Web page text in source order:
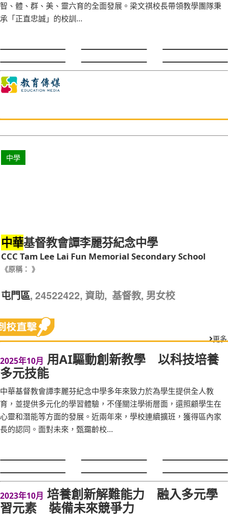
智、體、群、美、靈六育的全面發展。梁文祺校長帶領教學團隊秉
承「正直忠誠」的校訓...
中學
中華基督教會譚李麗芬紀念中學
CCC Tam Lee Lai Fun Memorial Secondary School
《原稱： 》
屯門區, 24522422, 資助, 基督教, 男女校
更多
2025年10月 用AI驅動創新教學 以科技培養
多元技能
中華基督教會譚李麗芬紀念中學多年來致力於為學生提供全人教
育，並提供多元化的學習體驗，不僅關注學術層面，還照顧學生在
心靈和潛能等方面的發展。近兩年來，學校連續擴班，獲得區內家
長的認同。面對未來，甄靄齡校...
2023年10月 培養創新解難能力 融入多元學
習元素 裝備未來競爭力